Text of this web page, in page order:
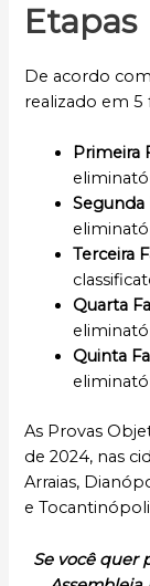
Etapas
De acordo
realizado em 5
Primeira
Segunda
Terceira
Quarta
Quinta
As Provas
de 2024, nas
Arraias,
e
Se você quer